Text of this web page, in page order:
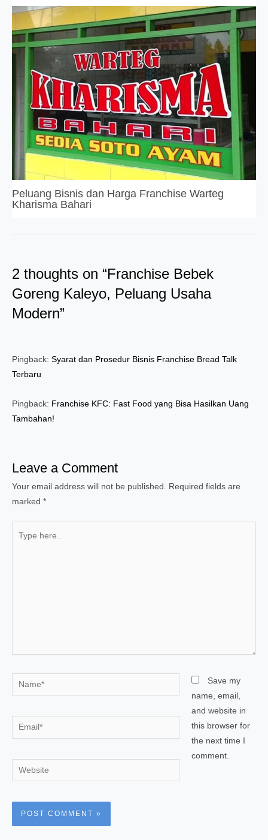
Peluang Bisnis dan Harga Franchise Warteg
Kharisma Bahari
2 thoughts on “Franchise Bebek
Goreng Kaleyo, Peluang Usaha
Modern”
Pingback: Syarat dan Prosedur Bisnis Franchise Bread Talk
Terbaru
Pingback: Franchise KFC: Fast Food yang Bisa Hasilkan Uang
Tambahan!
Leave a Comment
Your email address will not be published. Required fields are
marked *
here..
Name*
Email*
Website
Save my
name, email,
and website in
this browser for
the next time I
comment.